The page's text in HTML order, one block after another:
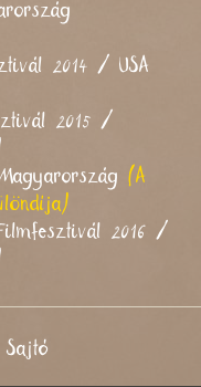
2014 / USA
2015 /
(A
2016 /
Sajtó